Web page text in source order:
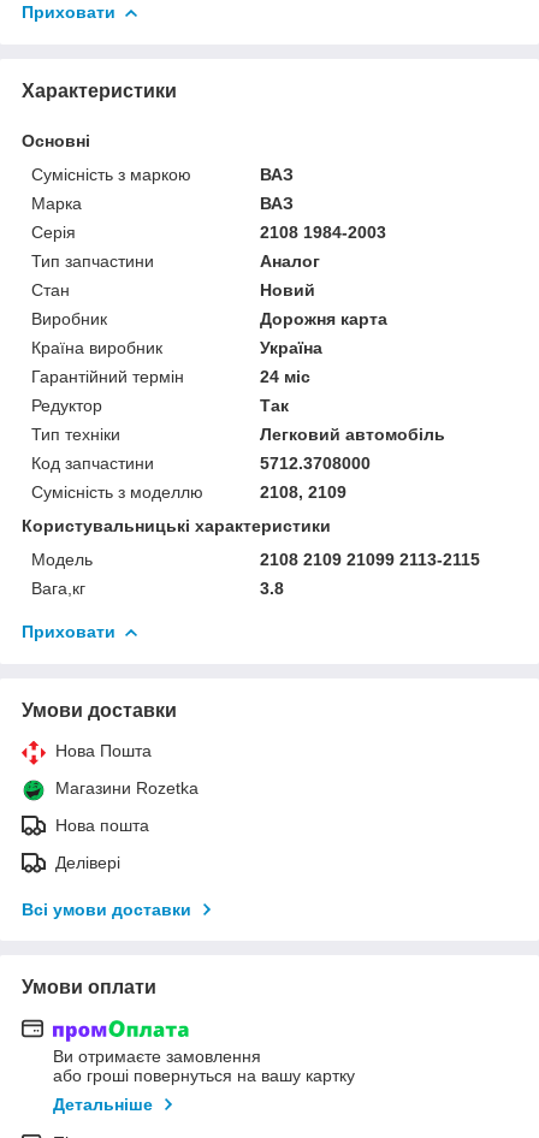
Приховати
Характеристики
Основні
Сумісність з маркою
ВАЗ
Марка
ВАЗ
Серія
2108 1984-2003
Тип запчастини
Аналог
Стан
Новий
Виробник
Дорожня карта
Країна виробник
Україна
Гарантійний термін
24 міс
Редуктор
Так
Тип техніки
Легковий автомобіль
Код запчастини
5712.3708000
Сумісність з моделлю
2108, 2109
Користувальницькі характеристики
Модель
2108 2109 21099 2113-2115
Вага,кг
3.8
Приховати
Умови доставки
Нова Пошта
Магазини Rozetka
Нова пошта
Делівері
Всі умови доставки
Умови оплати
Ви отримаєте замовлення
або гроші повернуться на вашу картку
Детальніше